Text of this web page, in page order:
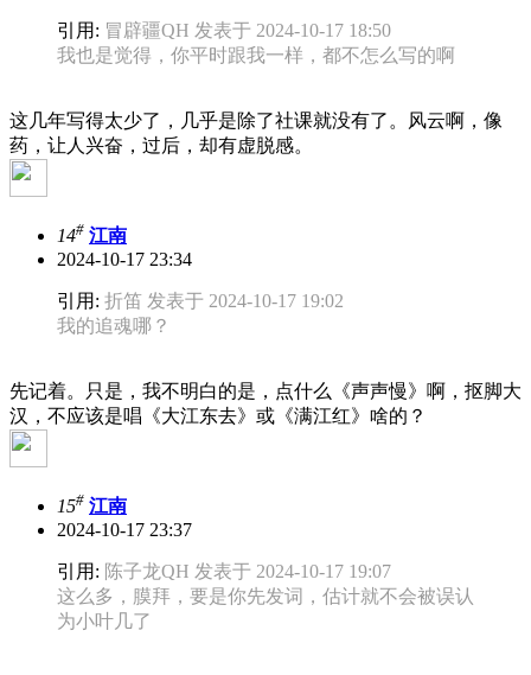
引用: 冒辟疆QH 发表于 2024-10-17 18:50
我也是觉得，你平时跟我一样，都不怎么写的啊
这几年写得太少了，几乎是除了社课就没有了。风云啊，像
药，让人兴奋，过后，却有虚脱感。
14# 江南
2024-10-17 23:34
引用: 折笛 发表于 2024-10-17 19:02
我的追魂哪？
先记着。只是，我不明白的是，点什么《声声慢》啊，抠脚大
汉，不应该是唱《大江东去》或《满江红》啥的？
15# 江南
2024-10-17 23:37
引用: 陈子龙QH 发表于 2024-10-17 19:07
这么多，膜拜，要是你先发词，估计就不会被误认
为小叶几了